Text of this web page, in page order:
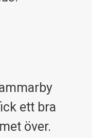
ett bra
över.